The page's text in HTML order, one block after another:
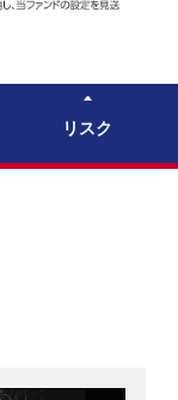
リスク